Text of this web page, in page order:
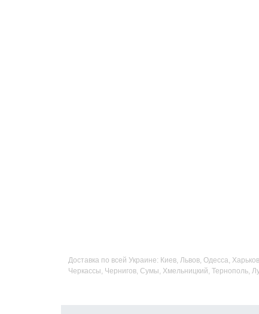
Доставка по всей Украине: Киев, Львов, Одесса,
Черкассы, Чернигов, Сумы, Хмельницкий, Тернополь,